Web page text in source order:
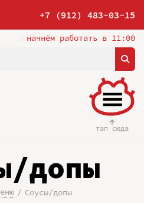
+7 (912) 483-03-15
начнём работать в 11:00
тап сюда
допы
Соусы/допы